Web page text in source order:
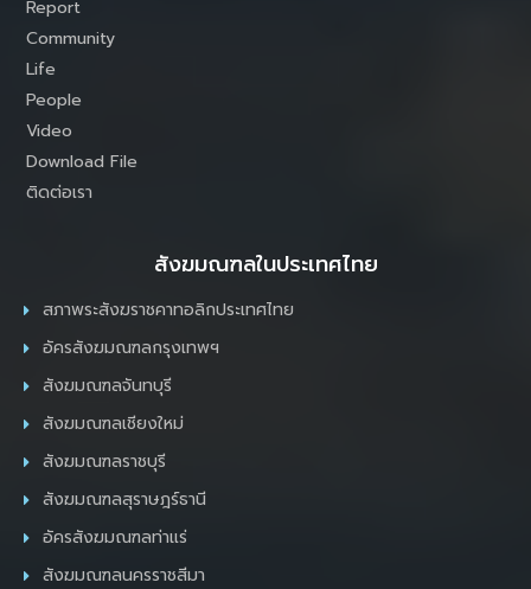
Report
Community
Life
People
Video
Download File
ติดต่อเรา
สังฆมณฑลในประเทศไทย
สภาพระสังฆราชคาทอลิกประเทศไทย
อัครสังฆมณฑลกรุงเทพฯ
สังฆมณฑลจันทบุรี
สังฆมณฑลเชียงใหม่
สังฆมณฑลราชบุรี
สังฆมณฑลสุราษฎร์ธานี
อัครสังฆมณฑลท่าแร่
สังฆมณฑลนครราชสีมา